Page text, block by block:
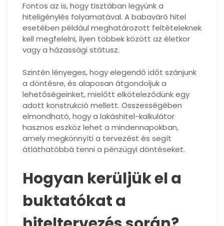
Fontos az is, hogy tisztában legyünk a
hiteligénylés folyamatával. A babaváró hitel
esetében például meghatározott feltételeknek
kell megfelelni, ilyen többek között az életkor
vagy a házassági státusz.
Szintén lényeges, hogy elegendő időt szánjunk
a döntésre, és alaposan átgondoljuk a
lehetőségeinket, mielőtt elköteleződünk egy
adott konstrukció mellett. Összességében
elmondható, hogy a lakáshitel-kalkulátor
hasznos eszköz lehet a mindennapokban,
amely megkönnyíti a tervezést és segít
átláthatóbbá tenni a pénzügyi döntéseket.
Hogyan kerüljük el a
buktatókat a